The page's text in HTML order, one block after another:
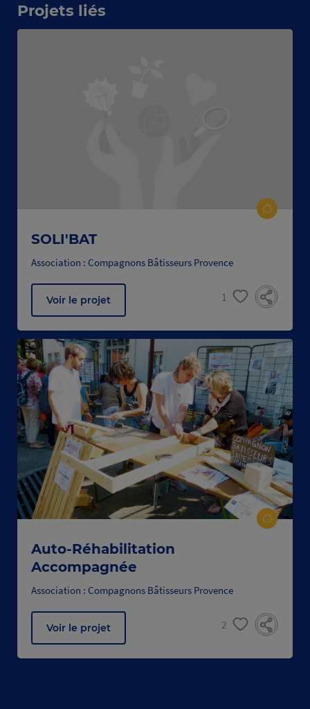
Projets liés
SOLI'BAT
Association : Compagnons Bâtisseurs Provence
Voir le projet 1
Auto-Réhabilitation
Accompagnée
Association : Compagnons Bâtisseurs Provence
Voir le projet 2